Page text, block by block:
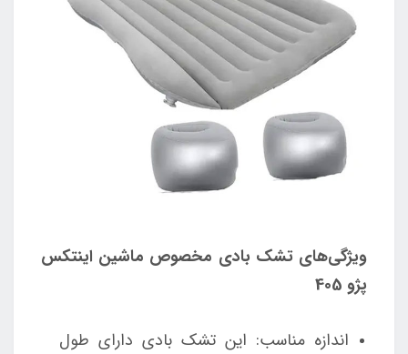
ویژگی‌های تشک بادی مخصوص ماشین اینتکس
پژو 405
اندازه مناسب: این تشک بادی دارای طول